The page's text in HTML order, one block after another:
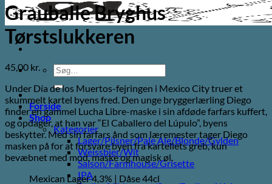
Søg
efter:
Forside
Shop
Kategorier
Lager/Pilsner/Pale Ale/Blonde/Gylden
Weissbier/Wit
Saison/Farmhouse/Grisette
IPA
Grauballe Bryghus
Tørstslukkeren
45,00 kr.
Under Día de los Muertos-fejringen i Mexico City truer et
skummelt kartel byens fred. Den unge bryggerlærling Diego
finder en gammel Lucha Libre-maske i sin afdøde farfars kuffert,
og opdager, at han var “El Caballero del Lúpulo”, byens
beskytter. Med sin farfars ånd som læremester tager Diego
masken på for at forsvare byen fra kartellets greb, kun
bevæbnet med mod, maske og magisk øl.
Mexican Lager 4,3% | Dåse 44cl